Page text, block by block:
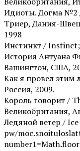
Идиоты. Догма №2
Триер, Дания-
1998
Инстинкт /
История Антуана
Вашингтон, США,
Как я провел этим
Россия, 2009.
Король говорит /
Великобритания,
Ледяной ветер / Ice
pw/moc.snoituloslat